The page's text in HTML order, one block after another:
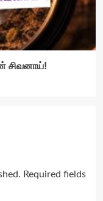
சிவனாய்!
Required fields